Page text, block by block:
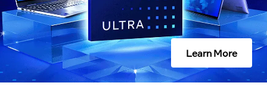
(
A
M
D
Learn More